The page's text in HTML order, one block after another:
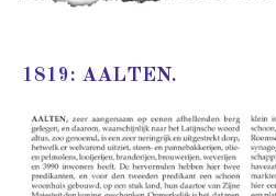
1819: AALTEN.